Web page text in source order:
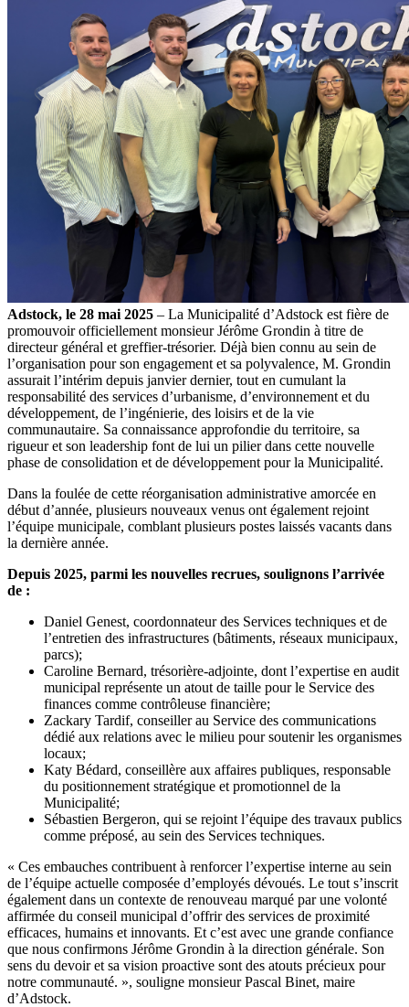
Adstock, le 28 mai 2025 – La Municipalité d’Adstock est fière de
promouvoir officiellement monsieur Jérôme Grondin à titre de
directeur général et greffier-trésorier. Déjà bien connu au sein de
l’organisation pour son engagement et sa polyvalence, M. Grondin
assurait l’intérim depuis janvier dernier, tout en cumulant la
responsabilité des services d’urbanisme, d’environnement et du
développement, de l’ingénierie, des loisirs et de la vie
communautaire. Sa connaissance approfondie du territoire, sa
rigueur et son leadership font de lui un pilier dans cette nouvelle
phase de consolidation et de développement pour la Municipalité.
Dans la foulée de cette réorganisation administrative amorcée en
début d’année, plusieurs nouveaux venus ont également rejoint
l’équipe municipale, comblant plusieurs postes laissés vacants dans
la dernière année.
Depuis 2025, parmi les nouvelles recrues, soulignons l’arrivée
de :
Daniel Genest, coordonnateur des Services techniques et de
l’entretien des infrastructures (bâtiments, réseaux municipaux,
parcs);
Caroline Bernard, trésorière-adjointe, dont l’expertise en audit
municipal représente un atout de taille pour le Service des
finances comme contrôleuse financière;
Zackary Tardif, conseiller au Service des communications
dédié aux relations avec le milieu pour soutenir les organismes
locaux;
Katy Bédard, conseillère aux affaires publiques, responsable
du positionnement stratégique et promotionnel de la
Municipalité;
Sébastien Bergeron, qui se rejoint l’équipe des travaux publics
comme préposé, au sein des Services techniques.
« Ces embauches contribuent à renforcer l’expertise interne au sein
de l’équipe actuelle composée d’employés dévoués. Le tout s’inscrit
également dans un contexte de renouveau marqué par une volonté
affirmée du conseil municipal d’offrir des services de proximité
efficaces, humains et innovants. Et c’est avec une grande confiance
que nous confirmons Jérôme Grondin à la direction générale. Son
sens du devoir et sa vision proactive sont des atouts précieux pour
notre communauté. », souligne monsieur Pascal Binet, maire
d’Adstock.